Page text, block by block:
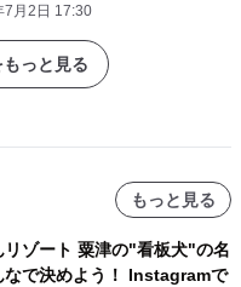
7月2日 17:30
っと見る
もっと見る
リゾート 粟津の"看板犬"の名
なで決めよう！ Instagramで